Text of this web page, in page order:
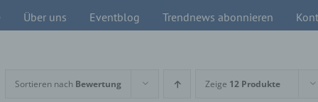
Über uns Eventblog Trendnews abonnieren
Sortieren nach Bewertung Zeige 12 Produkte